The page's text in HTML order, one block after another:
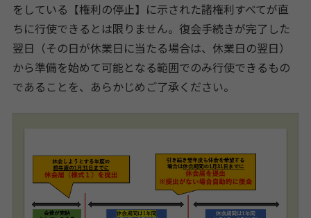
をしている【権利の停止】に示された諸権利すべてが直
ちに行使できるとは限りません。復会手続きが完了した
翌日（その日が休業日に当たる場合は、休業日の翌日）
から準備を始めて可能となる範囲でのみ行使できるもの
であることを、あらかじめご了承ください。